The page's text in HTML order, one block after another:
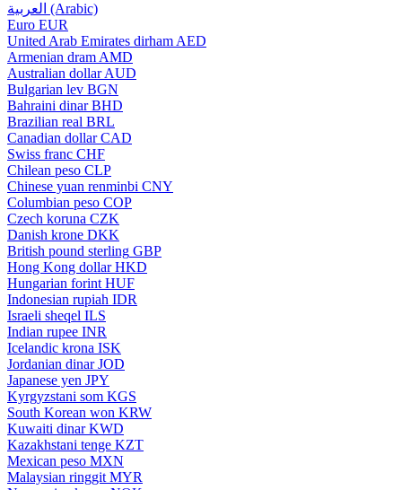
العربية (Arabic)
Euro EUR
United Arab Emirates dirham AED
Armenian dram AMD
Australian dollar AUD
Bulgarian lev BGN
Bahraini dinar BHD
Brazilian real BRL
Canadian dollar CAD
Swiss franc CHF
Chilean peso CLP
Chinese yuan renminbi CNY
Columbian peso COP
Czech koruna CZK
Danish krone DKK
British pound sterling GBP
Hong Kong dollar HKD
Hungarian forint HUF
Indonesian rupiah IDR
Israeli sheqel ILS
Indian rupee INR
Icelandic krona ISK
Jordanian dinar JOD
Japanese yen JPY
Kyrgyzstani som KGS
South Korean won KRW
Kuwaiti dinar KWD
Kazakhstani tenge KZT
Mexican peso MXN
Malaysian ringgit MYR